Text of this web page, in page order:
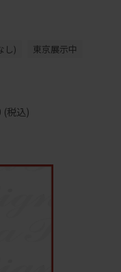
し) 東京展示中
(税込)